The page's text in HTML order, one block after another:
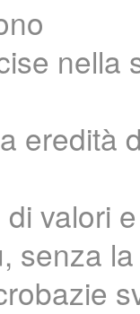
nella
eredità
valori
senza